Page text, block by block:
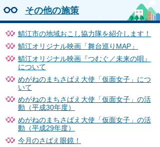
その他の施策
鯖江市の地域おこし協力隊を紹介します！
鯖江オリジナル映画「舞台巡りMAP」
鯖江オリジナル映画『つむぐ／未来の唄』
について
めがねのまちさばえ大使「仮面女子」につ
いて
めがねのまちさばえ大使「仮面女子」の活
動（平成30年度）
めがねのまちさばえ大使「仮面女子」の活
動（平成29年度）
今月のさばえ眼鏡！